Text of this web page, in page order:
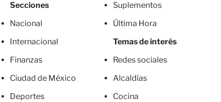
Secciones
Nacional
Internacional
Finanzas
Ciudad de México
Deportes
Suplementos
Última Hora
Temas de interés
Redes sociales
Alcaldías
Cocina